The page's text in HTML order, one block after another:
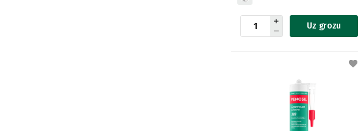
Uz grozu